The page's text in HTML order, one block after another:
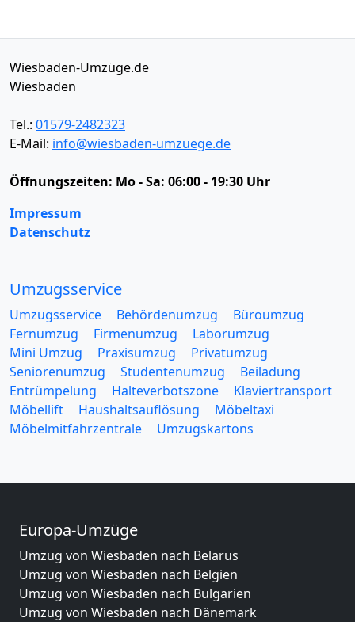
Wiesbaden-Umzüge.de
Wiesbaden
Tel.: 01579-2482323
E-Mail: info@wiesbaden-umzuege.de
Öffnungszeiten: Mo - Sa: 06:00 - 19:30 Uhr
Impressum
Datenschutz
Umzugsservice
Umzugsservice Behördenumzug
Büroumzug
Fernumzug
Firmenumzug
Laborumzug
Mini Umzug
Praxisumzug
Privatumzug
Seniorenumzug
Studentenumzug
Beiladung
Entrümpelung
Halteverbotszone
Klaviertransport
Möbellift
Haushaltsauflösung
Möbeltaxi
Möbelmitfahrzentrale
Umzugskartons
Europa-Umzüge
Umzug von Wiesbaden nach Belarus
Umzug von Wiesbaden nach Belgien
Umzug von Wiesbaden nach Bulgarien
Umzug von Wiesbaden nach Dänemark